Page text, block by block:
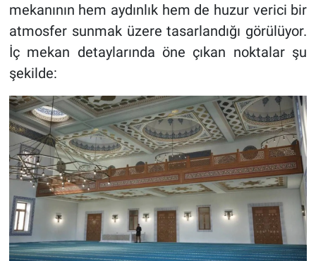
mekanının hem aydınlık hem de huzur verici bir
atmosfer sunmak üzere tasarlandığı görülüyor.
İç mekan detaylarında öne çıkan noktalar şu
şekilde: